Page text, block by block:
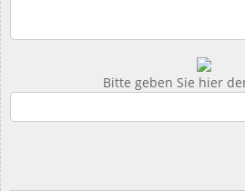
Bitte geben Sie hier